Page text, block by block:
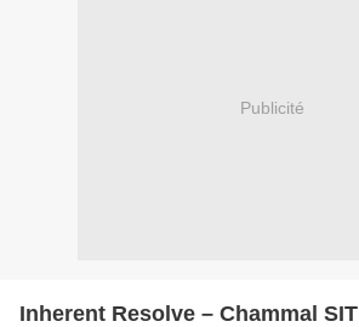
Publicité
Inherent Resolve – Chammal